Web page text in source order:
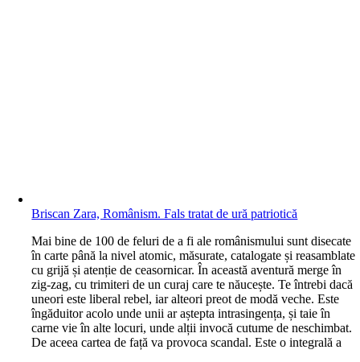
Briscan Zara, Românism. Fals tratat de ură patriotică
Mai bine de 100 de feluri de a fi ale românismului sunt disecate
în carte până la nivel atomic, măsurate, catalogate și reasamblate
cu grijă și atenție de ceasornicar. În această aventură merge în
zig-zag, cu trimiteri de un curaj care te năucește. Te întrebi dacă
uneori este liberal rebel, iar alteori preot de modă veche. Este
îngăduitor acolo unde unii ar aștepta intrasingența, și taie în
carne vie în alte locuri, unde alții invocă cutume de neschimbat.
De aceea cartea de față va provoca scandal. Este o integrală a